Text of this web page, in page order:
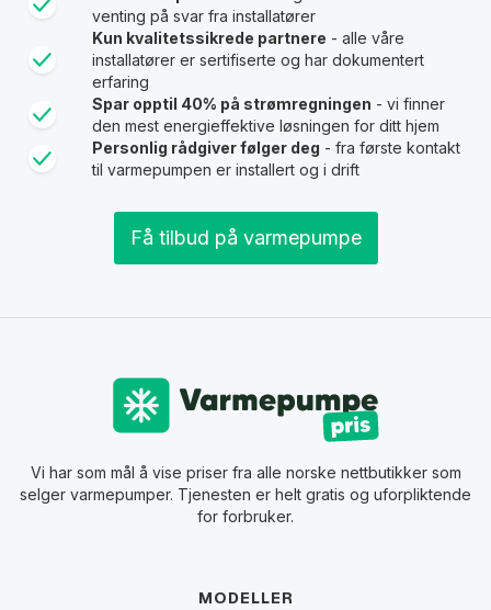
venting på svar fra installatører
Kun kvalitetssikrede partnere - alle våre
installatører er sertifiserte og har dokumentert
erfaring
Spar opptil 40% på strømregningen - vi finner
den mest energieffektive løsningen for ditt hjem
Personlig rådgiver følger deg - fra første kontakt
til varmepumpen er installert og i drift
Få tilbud på varmepumpe
Vi har som mål å vise priser fra alle norske nettbutikker som
selger varmepumper. Tjenesten er helt gratis og uforpliktende
for forbruker.
MODELLER